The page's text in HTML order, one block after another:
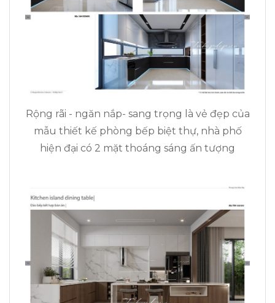
Rộng rãi - ngăn nắp- sang trọng là vẻ đẹp của
mẫu thiết kế phòng bếp biệt thự, nhà phố
hiện đại có 2 mặt thoáng sáng ấn tượng